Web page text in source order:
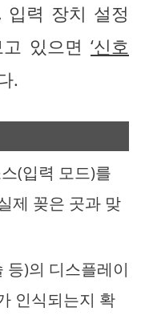
입력 장치 설정
있으면 ‘신호
.
(입력 모드)를
제 꽂은 곳과 맞
등)의 디스플레이
인식되는지 확